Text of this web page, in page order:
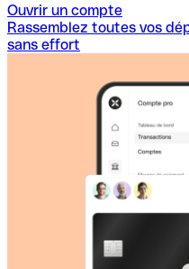
Ouvrir un compte
Rassemblez toutes vos
sans effort